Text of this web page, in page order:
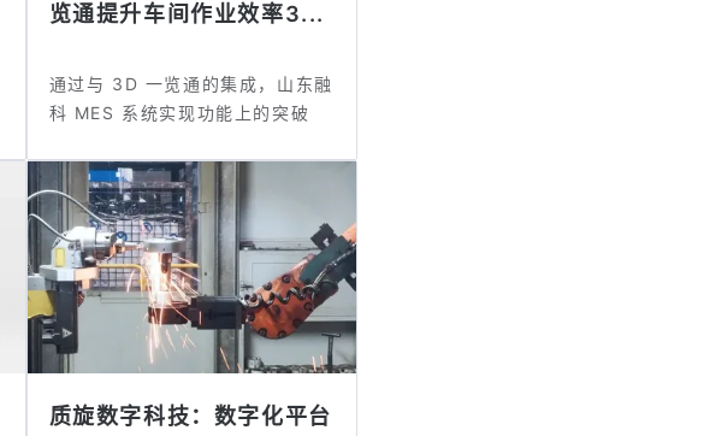
览通提升车间作业效率3...
通过与 3D 一览通的集成，山东融
科 MES 系统实现功能上的突破
质旋数字科技：数字化平台